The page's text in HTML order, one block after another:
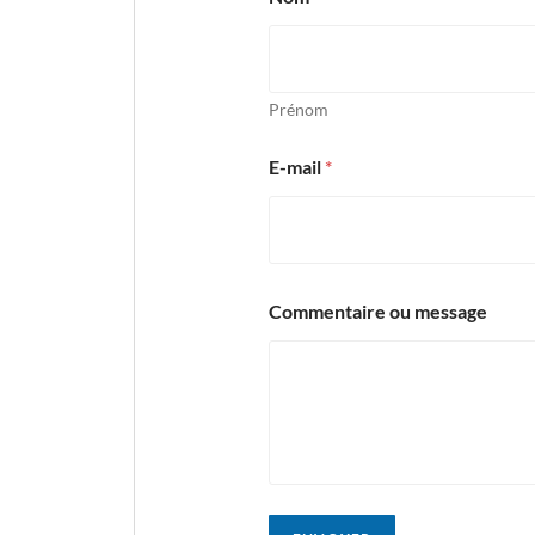
Prénom
E-mail *
Commentaire ou message